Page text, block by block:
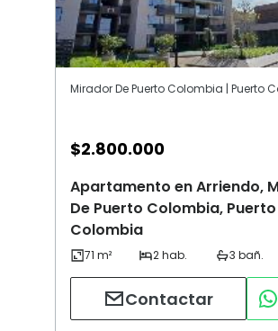
$2.800.000
Apartamento en Arriendo,
De Puerto Colombia, Puerto
Colombia
Contactar